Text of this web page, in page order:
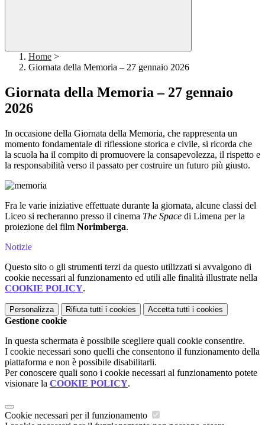
Home >
Giornata della Memoria – 27 gennaio 2026
Giornata della Memoria – 27 gennaio
2026
In occasione della Giornata della Memoria, che rappresenta un
momento fondamentale di riflessione storica e civile, si ricorda che
la scuola ha il compito di promuovere la consapevolezza, il rispetto e
la responsabilità verso il passato per costruire un futuro più giusto.
Fra le varie iniziative effettuate durante la giornata, alcune classi del
Liceo si recheranno presso il cinema The Space di Limena per la
proiezione del film Norimberga.
Notizie
Questo sito o gli strumenti terzi da questo utilizzati si avvalgono di
cookie necessari al funzionamento ed utili alle finalità illustrate nella
COOKIE POLICY.
Personalizza Rifiuta tutti i cookies Accetta tutti i cookies
Gestione cookie
In questa schermata è possibile scegliere quali cookie consentire.
I cookie necessari sono quelli che consentono il funzionamento della
piattaforma e non è possibile disabilitarli.
Per conoscere quali sono i cookie necessari al funzionamento potete
visionare la COOKIE POLICY.
Cookie necessari per il funzionamento